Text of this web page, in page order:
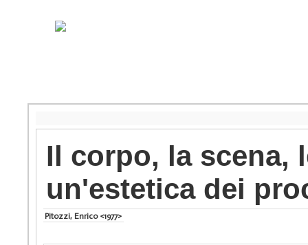
Il corpo, la scena,
un'estetica dei
Pitozzi, Enrico <1977>